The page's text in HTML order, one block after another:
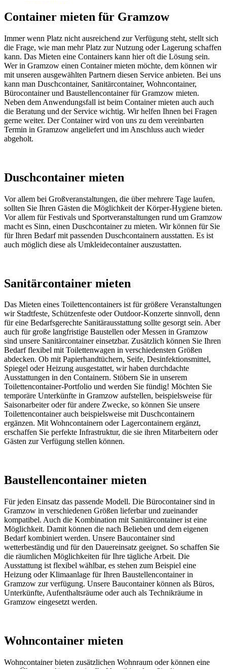
Container mieten für Gramzow
Immer wenn Platz nicht ausreichend zur Verfügung steht, stellt sich
die Frage, wie man mehr Platz zur Nutzung oder Lagerung schaffen
kann. Das Mieten eine Containers kann hier oft die Lösung sein.
Wer in Gramzow einen Container mieten möchte, dem können wir
mit unseren ausgewählten Partnern diesen Service anbieten. Bei uns
kann man Duschcontainer, Sanitärcontainer, Wohncontainer,
Bürocontainer und Baustellencontainer für Gramzow mieten.
Neben dem Anwendungsfall ist beim Container mieten auch auch
die Beratung und der Service wichtig. Wir helfen Ihnen bei Fragen
gerne weiter. Der Container wird von uns zu dem vereinbarten
Termin in Gramzow angeliefert und im Anschluss auch wieder
abgeholt.
Duschcontainer mieten
Vor allem bei Großveranstaltungen, die über mehrere Tage laufen,
sollten Sie Ihren Gästen die Möglichkeit der Körper-Hygiene bieten.
Vor allem für Festivals und Sportveranstaltungen rund um Gramzow
macht es Sinn, einen Duschcontainer zu mieten. Wir können für Sie
für Ihren Bedarf mit passenden Duschcontainern ausstatten. Es ist
auch möglich diese als Umkleidecontainer auszustatten.
Sanitärcontainer mieten
Das Mieten eines Toilettencontainers ist für größere Veranstaltungen
wir Stadtfeste, Schützenfeste oder Outdoor-Konzerte sinnvoll, denn
für eine Bedarfsgerechte Sanitärausstattung sollte gesorgt sein. Aber
auch für große langfristige Baustellen oder Messen in Gramzow
sind unsere Sanitärcontainer einsetzbar. Zusätzlich können Sie Ihren
Bedarf flexibel mit Toilettenwagen in verschiedensten Größen
abdecken. Ob mit Papierhandtüchern, Seife, Desinfektionsmittel,
Spiegel oder Heizung ausgestattet, wir haben durchdachte
Ausstattungen in den Containern. Stöbern Sie in unserem
Toilettencontainer-Portfolio und werden Sie fündig! Möchten Sie
temporäre Unterkünfte in Gramzow aufstellen, beispielsweise für
Saisonarbeiter oder für andere Zwecke, so können Sie unsere
Toilettencontainer auch beispielsweise mit Duschcontainern
ergänzen. Mit Wohncontainern oder Lagercontainern ergänzt,
erschaffen Sie perfekte Infrastruktur, die sie ihren Mitarbeitern oder
Gästen zur Verfügung stellen können.
Baustellencontainer mieten
Für jeden Einsatz das passende Modell. Die Bürocontainer sind in
Gramzow in verschiedenen Größen lieferbar und zueinander
kompatibel. Auch die Kombination mit Sanitärcontainer ist eine
Möglichkeit. Damit können die nach Belieben und dem eigenen
Bedarf kombiniert werden. Unsere Baucontainer sind
wetterbeständig und für den Dauereinsatz geeignet. So schaffen Sie
die räumlichen Möglichkeiten für Ihre tägliche Arbeit. Die
Ausstattung ist flexibel wählbar, es stehen zum Beispiel eine
Heizung oder Klimaanlage für Ihren Baustellencontainer in
Gramzow zur verfügung. Unsere Baucontainer können als Büros,
Unterkünfte, Aufenthaltsräume oder auch als Technikräume in
Gramzow eingesetzt werden.
Wohncontainer mieten
Wohncontainer bieten zusätzlichen Wohnraum oder können eine